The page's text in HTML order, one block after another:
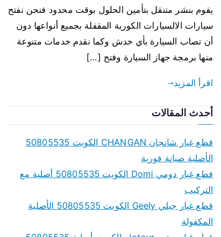
يقوم بنشر متنقل بتأمين الحلول بوقت محدود فنحن نفتح
سيارات الالسيارات الكورية المقفلة بجميع أنواعها دون
أن تصاب السيارة بأي خدش وكما نقدم خدمات متنوعة
منها برمجة جهاز السيارة وفتح […]
اقرأ المزيد
أحدث المقالات
قطع غيار شانجان CHANGAN الكويت 50805535
الأصلية صيانة فورية
قطع غيار دومي Domi الكويت 50805535 أصلية مع
التركيب
قطع غيار جيلي Geely الكويت 50805535 الأصلية
المكفولة